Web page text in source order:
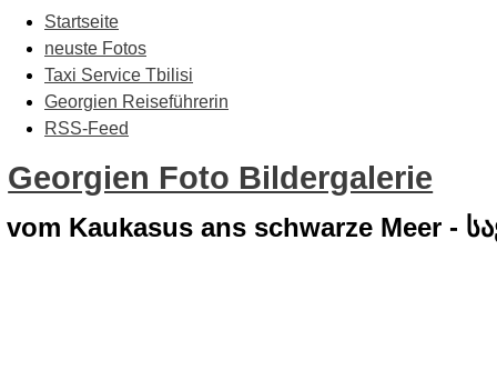
Startseite
neuste Fotos
Taxi Service Tbilisi
Georgien Reiseführerin
RSS-Feed
Georgien Foto Bildergalerie
vom Kaukasus ans schwarze Meer -